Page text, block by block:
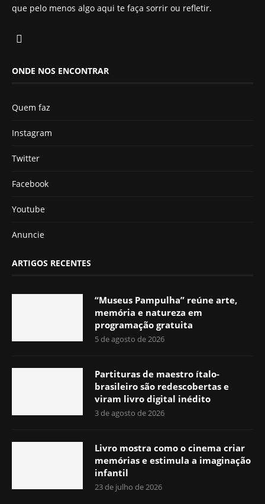
que pelo menos algo aqui te faça sorrir ou refletir.
ONDE NOS ENCONTRAR
Quem faz
Instagram
Twitter
Facebook
Youtube
Anuncie
ARTIGOS RECENTES
“Museus Pampulha” reúne arte,
memória e natureza em
programação gratuita
5 de agosto de 2026
Partituras de maestro ítalo-
brasileiro são redescobertas e
viram livro digital inédito
3 de agosto de 2026
Livro mostra como o cinema criar
memórias e estimula a imaginação
infantil
23 de julho de 2026